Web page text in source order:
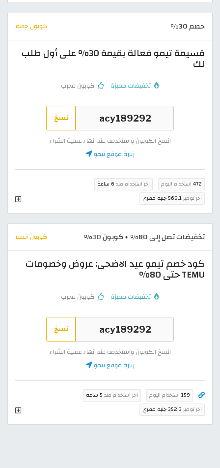
خصم 30% كوبون خصم
قسيمة تيمو فعالة بقيمة 30% على أول طلب
لك
تخفيضات مميزة كوبون مجرب
نسخ
انسخ الكوبون واستخدمه عند انهاء عملية الشراء
زيارة موقع تيمو
472 استخدام اليوم اخر استخدام منذ 6 ساعة
اخر توفير569.1 جنيه مصري
تخفيضات تصل إلى 80% + كوبون 30% كوبون خصم
كود خصم تيمو عيد الاضحى: عروض وخصومات
TEMU حتى 80%
تخفيضات مميزة كوبون مجرب
نسخ
انسخ الكوبون واستخدمه عند انهاء عملية الشراء
زيارة موقع تيمو
159 استخدام اليوم اخر استخدام منذ 5 ساعة
اخر توفير 352.3 جنيه مصري